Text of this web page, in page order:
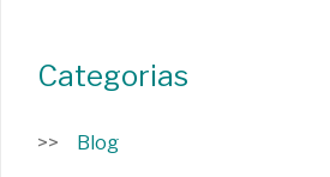
Categorias
Blog